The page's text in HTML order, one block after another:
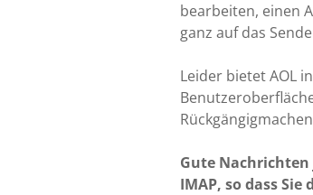
bearbeiten, einen
ganz auf das
Leider bietet AOL
Gute
IMAP, so dass